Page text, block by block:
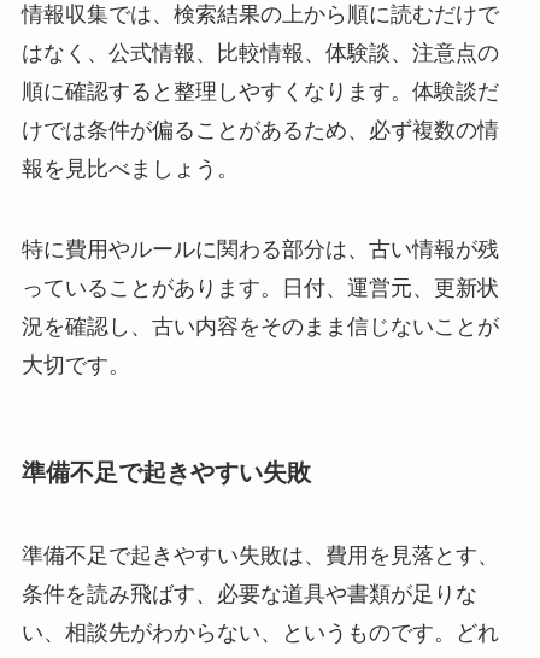
情報収集では、検索結果の上から順に読むだけで
はなく、公式情報、比較情報、体験談、注意点の
順に確認すると整理しやすくなります。体験談だ
けでは条件が偏ることがあるため、必ず複数の情
報を見比べましょう。
特に費用やルールに関わる部分は、古い情報が残
っていることがあります。日付、運営元、更新状
況を確認し、古い内容をそのまま信じないことが
大切です。
準備不足で起きやすい失敗
準備不足で起きやすい失敗は、費用を見落とす、
条件を読み飛ばす、必要な道具や書類が足りな
い、相談先がわからない、というものです。どれ